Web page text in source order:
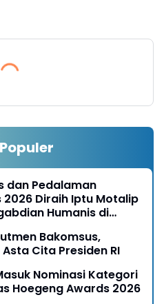
dan Pedalaman
2026 Diraih Iptu Motalip
Humanis di
Bakomsus,
Cita Presiden RI
Nominasi Kategori
Hoegeng Awards 2026